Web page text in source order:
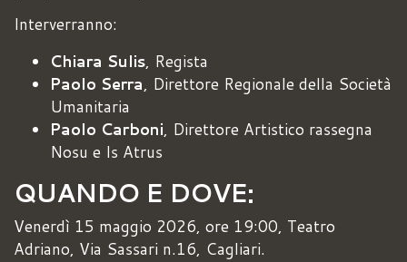
Interverranno:
Chiara Sulis, Regista
Paolo Serra, Direttore Regionale della Società
Umanitaria
Paolo Carboni, Direttore Artistico rassegna
Nosu e Is Atrus
QUANDO E DOVE:
Venerdì 15 maggio 2026, ore 19:00, Teatro
Adriano, Via Sassari n.16, Cagliari.